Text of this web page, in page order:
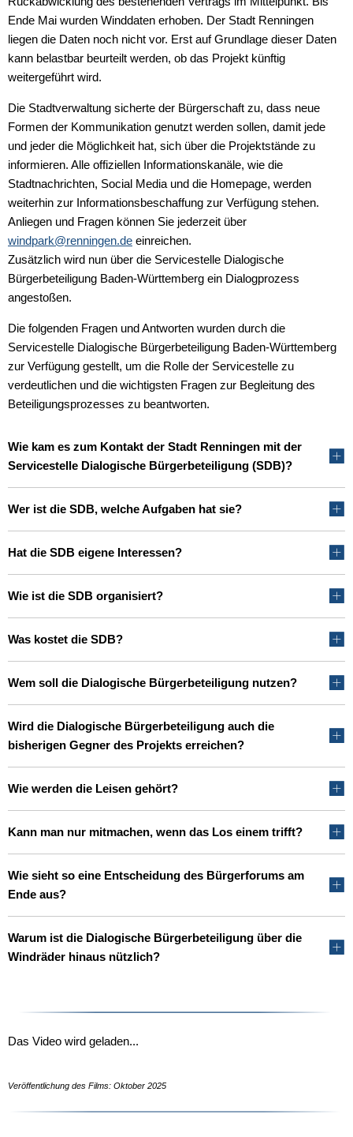
Ende Mai wurden Winddaten erhoben. Der Stadt Renningen
liegen die Daten noch nicht vor. Erst auf Grundlage dieser Daten
kann belastbar beurteilt werden, ob das Projekt künftig
weitergeführt wird.
Die Stadtverwaltung sicherte der Bürgerschaft zu, dass neue
Formen der Kommunikation genutzt werden sollen, damit jede
und jeder die Möglichkeit hat, sich über die Projektstände zu
informieren. Alle offiziellen Informationskanäle, wie die
Stadtnachrichten, Social Media und die Homepage, werden
weiterhin zur Informationsbeschaffung zur Verfügung stehen.
Anliegen und Fragen können Sie jederzeit über
windpark@renningen.de einreichen.
Zusätzlich wird nun über die Servicestelle Dialogische
Bürgerbeteiligung Baden-Württemberg ein Dialogprozess
angestoßen.
Die folgenden Fragen und Antworten wurden durch die
Servicestelle Dialogische Bürgerbeteiligung Baden-Württemberg
zur Verfügung gestellt, um die Rolle der Servicestelle zu
verdeutlichen und die wichtigsten Fragen zur Begleitung des
Beteiligungsprozesses zu beantworten.
Wie kam es zum Kontakt der Stadt Renningen mit der
Servicestelle Dialogische Bürgerbeteiligung (SDB)?
Wer ist die SDB, welche Aufgaben hat sie?
Hat die SDB eigene Interessen?
Wie ist die SDB organisiert?
Was kostet die SDB?
Wem soll die Dialogische Bürgerbeteiligung nutzen?
Wird die Dialogische Bürgerbeteiligung auch die
bisherigen Gegner des Projekts erreichen?
Wie werden die Leisen gehört?
Kann man nur mitmachen, wenn das Los einem trifft?
Wie sieht so eine Entscheidung des Bürgerforums am
Ende aus?
Warum ist die Dialogische Bürgerbeteiligung über die
Windräder hinaus nützlich?
Das Video wird geladen...
Veröffentlichung des Films: Oktober 2025